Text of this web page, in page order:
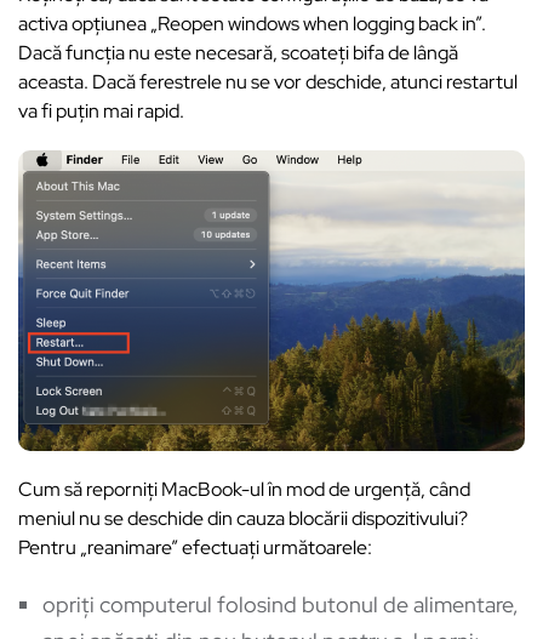
activa opțiunea „Reopen windows when logging back in”.
Dacă funcția nu este necesară, scoateți bifa de lângă
aceasta. Dacă ferestrele nu se vor deschide, atunci restartul
va fi puțin mai rapid.
Cum să reporniți MacBook-ul în mod de urgență, când
meniul nu se deschide din cauza blocării dispozitivului?
Pentru „reanimare” efectuați următoarele:
opriți computerul folosind butonul de alimentare,